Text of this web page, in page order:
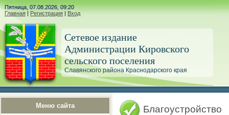
Пятница, 07.08.2026, 09:20
Главная | Регистрация | Вход
Сетевое издание
Администрации Кировского
сельского поселения
Славянского района Краснодарского края
Меню сайта Благоустройство